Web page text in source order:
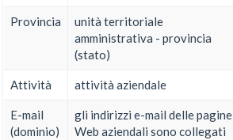
Provincia
unità territoriale
amministrativa - provincia
(stato)
Attività attività aziendale
E-mail
(dominio)
gli indirizzi e-mail delle pagine
Web aziendali sono collegati